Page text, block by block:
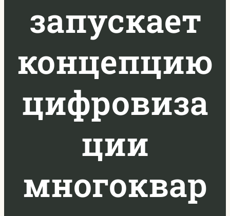
запускает
концепцию
цифровиза
ции
многоквар